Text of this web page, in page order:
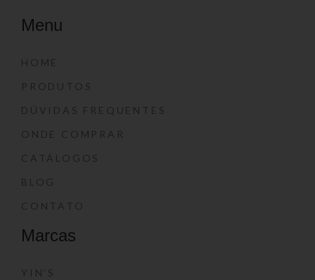
Menu
HOME
PRODUTOS
DÚVIDAS FREQUENTES
ONDE COMPRAR
CATÁLOGOS
BLOG
CONTATO
Marcas
YIN’S